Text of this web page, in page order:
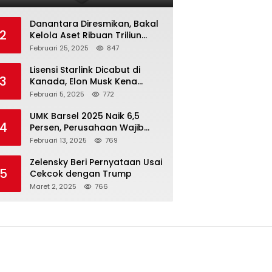
2
Danantara Diresmikan, Bakal
Kelola Aset Ribuan Triliun
Rupiah dari 7 BUMN
Februari 25, 2025 847
3
Lisensi Starlink Dicabut di
Kanada, Elon Musk Kena
Imbas ‘Perang Dagang’
Februari 5, 2025 772
4
UMK Barsel 2025 Naik 6,5
Persen, Perusahaan Wajib
Taat
Februari 13, 2025 769
5
Zelensky Beri Pernyataan Usai
Cekcok dengan Trump
Maret 2, 2025 766